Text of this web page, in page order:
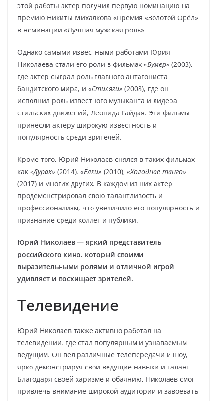
этой работы актер получил первую номинацию на
премию Никиты Михалкова «Премия «Золотой Орёл»
в номинации «Лучшая мужская роль».
Однако самыми известными работами Юрия
Николаева стали его роли в фильмах «Бумер» (2003),
где актер сыграл роль главного антагониста
бандитского мира, и «Стиляги» (2008), где он
исполнил роль известного музыканта и лидера
стильских движений, Леонида Гайдая. Эти фильмы
принесли актеру широкую известность и
популярность среди зрителей.
Кроме того, Юрий Николаев снялся в таких фильмах
как «Дурак» (2014), «Ёлки» (2010), «Холодное танго»
(2017) и многих других. В каждом из них актер
продемонстрировал свою талантливость и
профессионализм, что увеличило его популярность и
признание среди коллег и публики.
Юрий Николаев — яркий представитель
российского кино, который своими
выразительными ролями и отличной игрой
удивляет и восхищает зрителей.
Телевидение
Юрий Николаев также активно работал на
телевидении, где стал популярным и узнаваемым
ведущим. Он вел различные телепередачи и шоу,
ярко демонстрируя свои ведущие навыки и талант.
Благодаря своей харизме и обаянию, Николаев смог
привлечь внимание широкой аудитории и завоевать